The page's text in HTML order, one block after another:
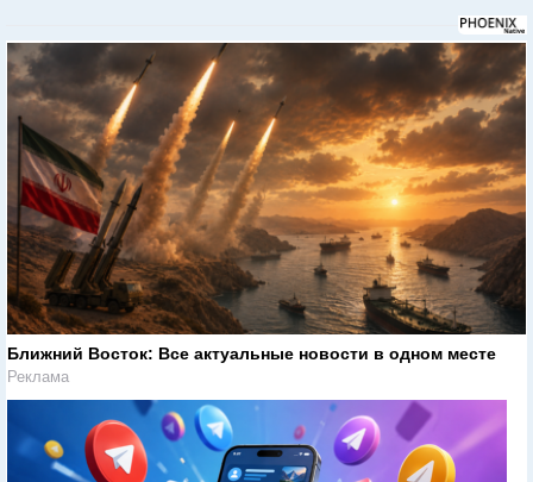
Ближний Восток: Все актуальные новости в одном месте
Реклама